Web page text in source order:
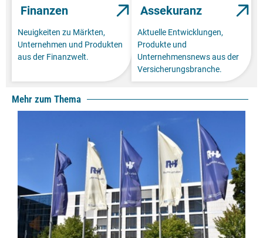
Finanzen
Neuigkeiten zu Märkten,
Unternehmen und Produkten
aus der Finanzwelt.
Assekuranz
Aktuelle Entwicklungen,
Produkte und
Unternehmensnews aus der
Versicherungsbranche.
Mehr zum Thema